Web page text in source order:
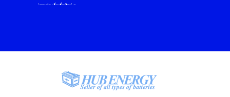
m.lv/atrie-